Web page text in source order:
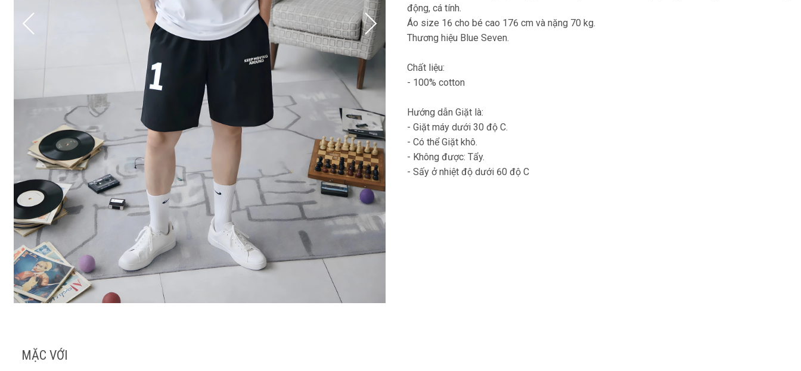
động, cá tính.
Áo size 16 cho bé cao 176 cm và nặng 70 kg.
Thương hiệu Blue Seven.
Chất liệu:
- 100% cotton
Hướng dẫn Giặt là:
- Giặt máy dưới 30 độ C.
- Có thể Giặt khô.
- Không được: Tẩy.
- Sấy ở nhiệt độ dưới 60 độ C
MẶC VỚI